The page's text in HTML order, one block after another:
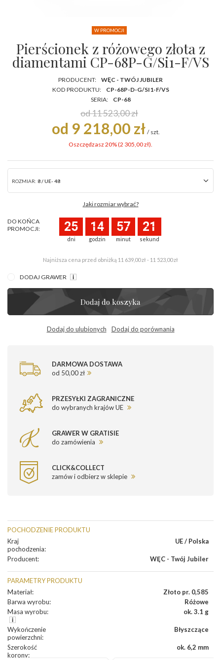
W PROMOCJI
Pierścionek z różowego złota z
diamentami CP-68P-G/Si1-F/VS
PRODUCENT:
WĘC - TWÓJ JUBILER
KOD PRODUKTU:
CP-68P-D-G/SI1-F/VS
SERIA:
CP-68
od 11 523,00 zł
od 9 218,00 zł / szt.
Oszczędzasz 20% (2 305,00 zł).
ROZMIAR: 8 / UE- 48
Jaki rozmiar wybrać?
DO KOŃCA
PROMOCJI:
dni
25
godzin
14
minut
57
sekund
21
Najniższa cena przed obniżką 11 639,00 zł - 11 523,00 zł
DODAJ GRAWER
Dodaj do koszyka
Dodaj do ulubionych Dodaj do porównania
DARMOWA DOSTAWA
od 50,00 zł
PRZESYŁKI ZAGRANICZNE
do wybranych krajów UE
GRAWER W GRATISIE
do zamówienia
CLICK&COLLECT
zamów i odbierz w sklepie
POCHODZENIE PRODUKTU
Kraj
pochodzenia:
UE / Polska
Producent: WĘC - Twój Jubiler
PARAMETRY PRODUKTU
Materiał:
Złoto pr. 0,585
Barwa wyrobu:
Różowe
Masa wyrobu: ok. 3.1 g
Wykończenie
powierzchni:
Błyszczące
Szerokość
korony:
ok. 6,2 mm